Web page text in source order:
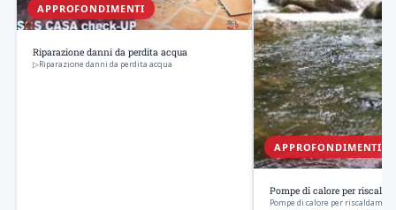
APPROFONDIMENTI
Riparazione danni da perdita acqua
▷Riparazione danni da perdita acqua
APPROFONDIMENTI
Pompe di calore per
Pompe di calore per